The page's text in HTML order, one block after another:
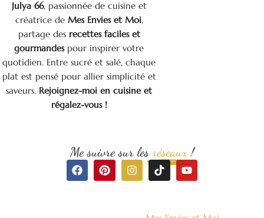
Julya 66, passionnée de cuisine et
créatrice de Mes Envies et Moi,
partage des recettes faciles et
gourmandespour inspirer votre
quotidien. Entre sucré et salé, chaque
plat est pensé pour allier simplicité et
saveurs. Rejoignez-moi en cuisine et
régalez-vous !
Me suivre sur les réseaux !
F
a
c
P
i
n
I
n
s
T
i
k
Y
o
u